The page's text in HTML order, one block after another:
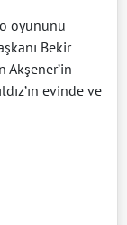
oyununu
Bekir
Akşener’in
evinde ve